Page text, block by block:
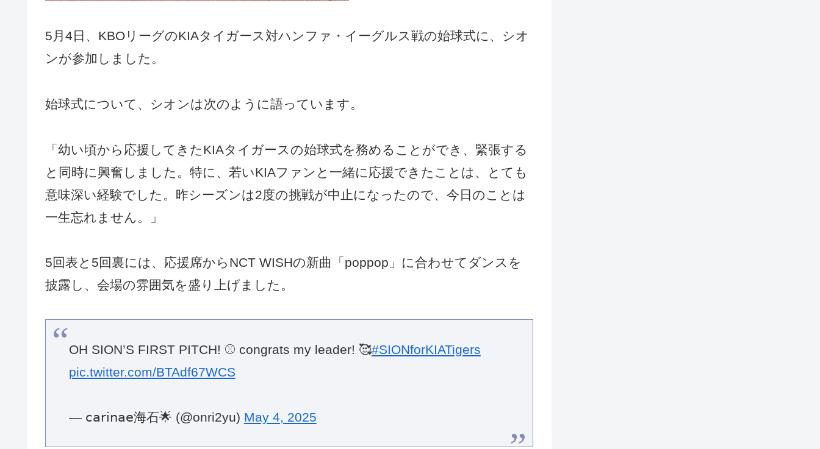
5月4日、KBOリーグのKIAタイガース対ハンファ・イーグルス戦の始球式に、シオ
ンが参加しました。
始球式について、シオンは次のように語っています。
「幼い頃から応援してきたKIAタイガースの始球式を務めることができ、緊張する
と同時に興奮しました。特に、若いKIAファンと一緒に応援できたことは、とても
意味深い経験でした。昨シーズンは2度の挑戦が中止になったので、今日のことは
一生忘れません。」
5回表と5回裏には、応援席からNCT WISHの新曲「poppop」に合わせてダンスを
披露し、会場の雰囲気を盛り上げました。
OH SION’S FIRST PITCH! ⚾️ congrats my leader! 🥰#SIONforKIATigers
pic.twitter.com/BTAdf67WCS
— 𝖼𝖺𝗋𝗂𝗇𝖺𝖾海石🌟 (@onri2yu)May 4, 2025